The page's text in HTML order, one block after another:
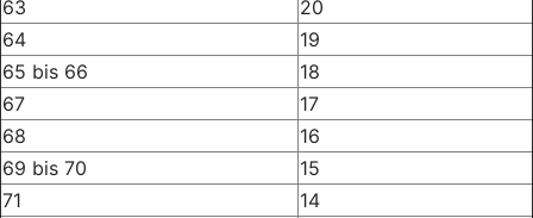
63
20
64
19
65 bis 66
18
67
17
68
16
69 bis 70
15
71
14